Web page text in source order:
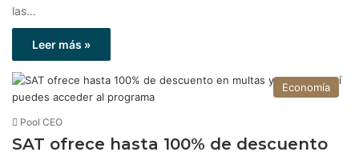
las…
Leer más »
Economía
Pool CEO
SAT ofrece hasta 100% de descuento